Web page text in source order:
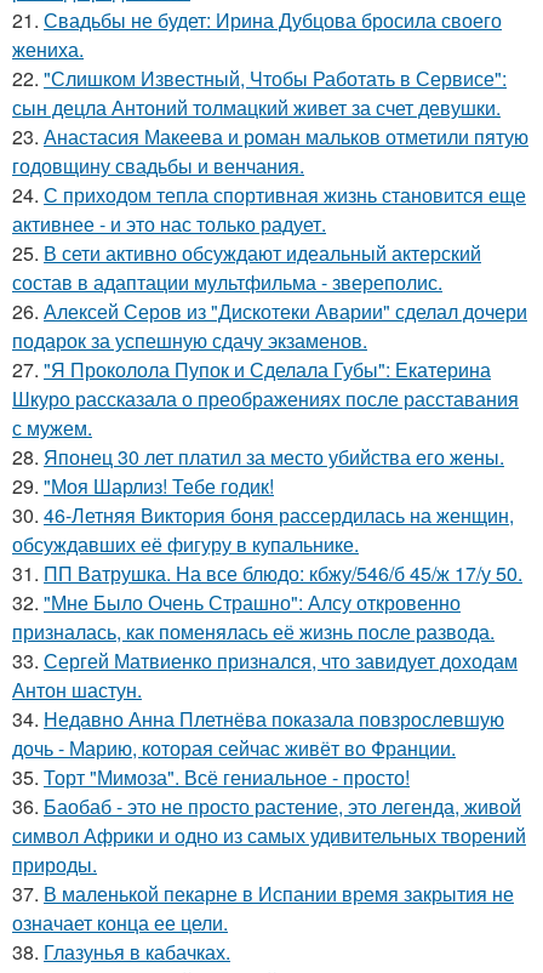
21. Свадьбы не будет: Ирина Дубцова бросила своего
жениха.
22. "Слишком Известный, Чтобы Работать в Сервисе":
сын децла Антоний толмацкий живет за счет девушки.
23. Анастасия Макеева и роман мальков отметили пятую
годовщину свадьбы и венчания.
24. С приходом тепла спортивная жизнь становится еще
активнее - и это нас только радует.
25. В сети активно обсуждают идеальный актерский
состав в адаптации мультфильма - звереполис.
26. Алексей Серов из "Дискотеки Аварии" сделал дочери
подарок за успешную сдачу экзаменов.
27. "Я Проколола Пупок и Сделала Губы": Екатерина
Шкуро рассказала о преображениях после расставания
с мужем.
28. Японец 30 лет платил за место убийства его жены.
29. "Моя Шарлиз! Тебе годик!
30. 46-Летняя Виктория боня рассердилась на женщин,
обсуждавших её фигуру в купальнике.
31. ПП Ватрушка. На все блюдо: кбжу/546/б 45/ж 17/у 50.
32. "Мне Было Очень Страшно": Алсу откровенно
призналась, как поменялась её жизнь после развода.
33. Сергей Матвиенко признался, что завидует доходам
Антон шастун.
34. Недавно Анна Плетнёва показала повзрослевшую
дочь - Марию, которая сейчас живёт во Франции.
35. Торт "Мимоза". Всё гениальное - просто!
36. Баобаб - это не просто растение, это легенда, живой
символ Африки и одно из самых удивительных творений
природы.
37. В маленькой пекарне в Испании время закрытия не
означает конца ее цели.
38. Глазунья в кабачках.